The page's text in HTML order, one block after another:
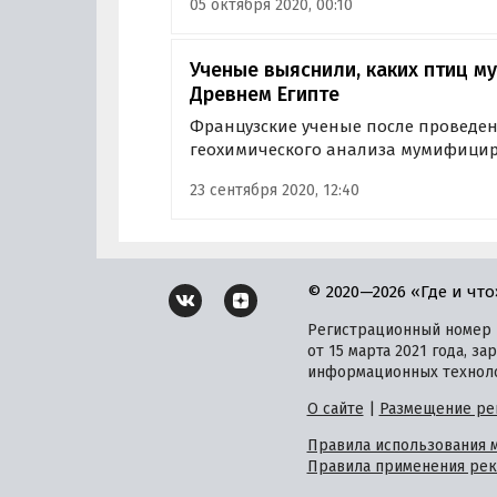
где располагается пирамида
05 октября 2020, 00:10
Ученые выяснили, каких птиц
Древнем Египте
Французские ученые после
геохимического анализа
том, что вместе с усопшими
23 сентября 2020, 12:40
© 2020—2026 «Где и
Регистрационный
от 15 марта 2021 года,
информационных
О сайте
Размещение
Правила использования
Правила применения